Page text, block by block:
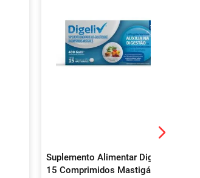
Suplemento Alimentar Digeliv
15 Comprimidos Mastigáveis